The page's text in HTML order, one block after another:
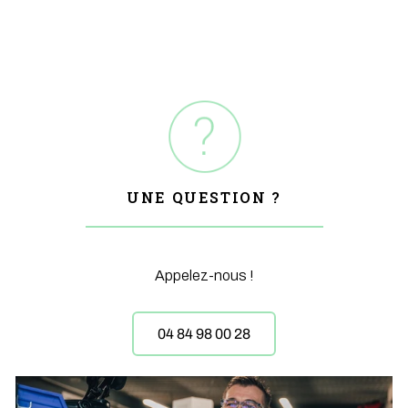
UNE QUESTION ?
Appelez-nous !
04 84 98 00 28